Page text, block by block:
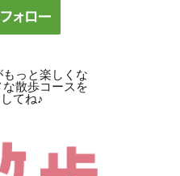
もっと楽しくな
散歩コースを
てね♪